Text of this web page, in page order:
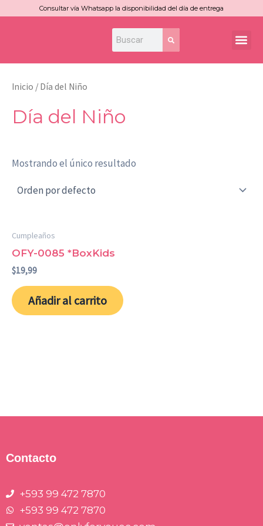
Consultar vía Whatsapp la disponibilidad del día de entrega
Search
Inicio / Día del Niño
Día del Niño
Mostrando el único resultado
Cumpleaños
OFY-0085 *BoxKids
$19,99
Añadir al carrito
Contacto
+593 99 472 7870
+593 99 472 7870